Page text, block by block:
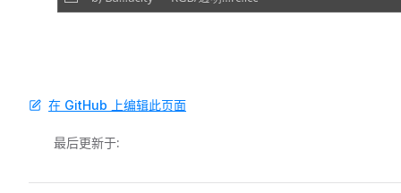
在 GitHub 上编辑此页面
最后更新于: